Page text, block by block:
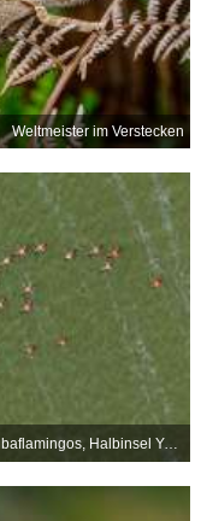
Weltmeister im Verstecken
Kubaflamingos, Halbinsel Yucatán, Mexiko